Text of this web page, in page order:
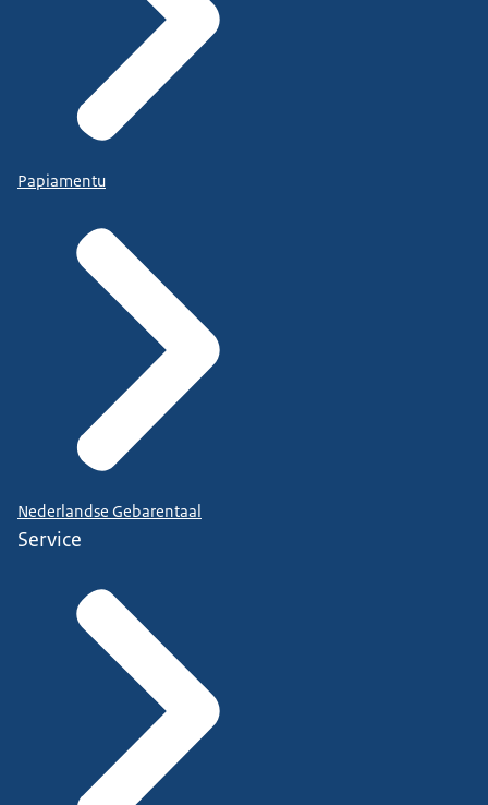
Papiamentu
Nederlandse Gebarentaal
Service